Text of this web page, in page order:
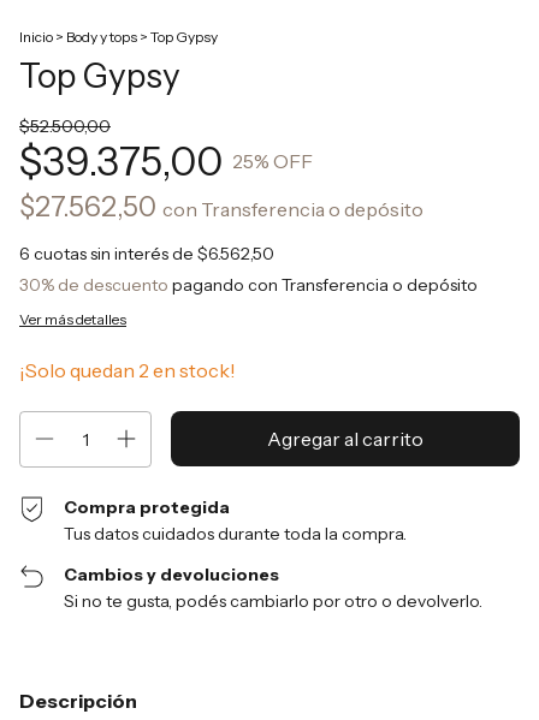
Inicio > Body y tops > Top Gypsy
Top Gypsy
$52.500,00
$39.375,00 25% OFF
$27.562,50 con Transferencia o depósito
6 cuotas sin interés de $6.562,50
30% de descuento pagando con Transferencia o depósito
Ver más detalles
¡Solo quedan 2 en stock!
Compra protegida
Tus datos cuidados durante toda la compra.
Cambios y devoluciones
Si no te gusta, podés cambiarlo por otro o devolverlo.
Descripción